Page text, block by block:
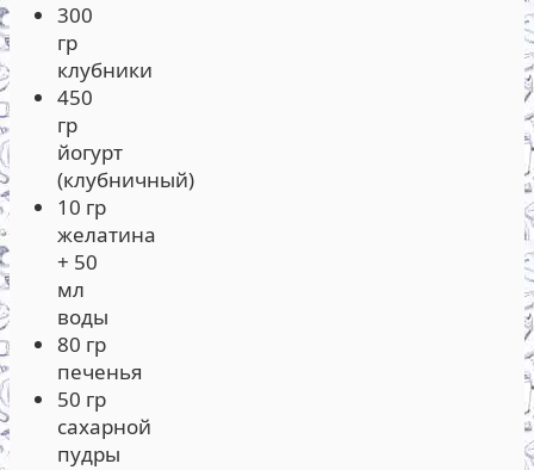
300
гр
клубники
450
гр
йогурт
(клубничный)
10 гр
желатина
+ 50
мл
воды
80 гр
печенья
50 гр
сахарной
пудры